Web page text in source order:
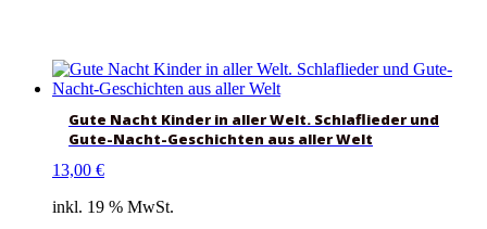
Gute Nacht Kinder in aller Welt. Schlaflieder und
Gute-Nacht-Geschichten aus aller Welt
13,00 €
inkl. 19 % MwSt.